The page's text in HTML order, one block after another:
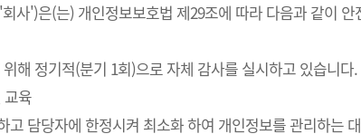
사')은(는) 개인정보보호법 제29조에 따라 다음과 같이
해 정기적(분기 1회)으로 자체 감사를 실시하고 있습니다.
교육
고 담당자에 한정시켜 최소화 하여 개인정보를 관리하는